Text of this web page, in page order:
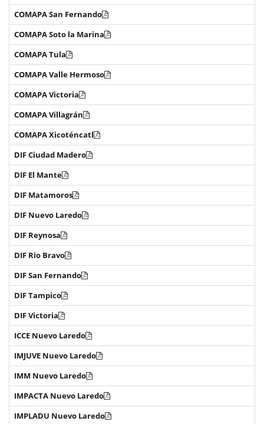
COMAPA San Fernando
COMAPA Soto la Marina
COMAPA Tula
COMAPA Valle Hermoso
COMAPA Victoria
COMAPA Villagrán
COMAPA Xicoténcatl
DIF Ciudad Madero
DIF El Mante
DIF Matamoros
DIF Nuevo Laredo
DIF Reynosa
DIF Rio Bravo
DIF San Fernando
DIF Tampico
DIF Victoria
ICCE Nuevo Laredo
IMJUVE Nuevo Laredo
IMM Nuevo Laredo
IMPACTA Nuevo Laredo
IMPLADU Nuevo Laredo